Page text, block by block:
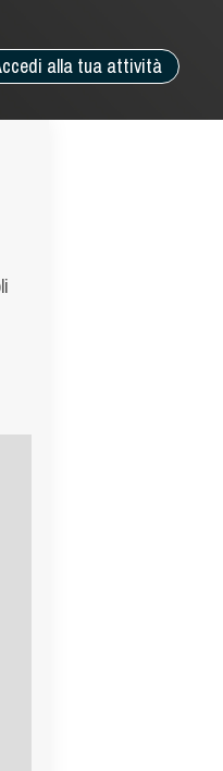
alla tua attività